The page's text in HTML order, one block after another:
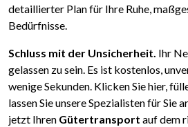
detaillierter Plan für Ihre Ruhe,
Bedürfnisse.
Schluss mit der Unsicherheit. Ihr
gelassen zu sein. Es ist kostenlos,
wenige Sekunden. Klicken Sie hier,
lassen Sie unsere Spezialisten für Sie
jetzt Ihren Gütertransport auf dem